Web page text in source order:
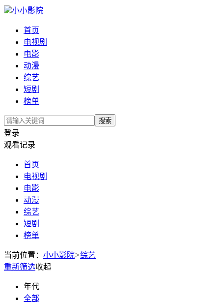
小小影院
首页
电视剧
电影
动漫
综艺
短剧
榜单
搜索
登录
观看记录
首页
电视剧
电影
动漫
综艺
短剧
榜单
当前位置： 小小影院>综艺
重新筛选收起
年代
全部